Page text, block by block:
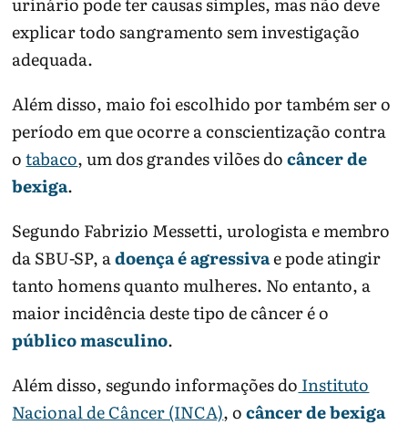
explicar todo sangramento sem investigação
adequada.
Além disso, maio foi escolhido por também ser o
período em que ocorre a conscientização contra
otabaco, um dos grandes vilões docâncer de
bexiga.
Segundo Fabrizio Messetti, urologista e membro
da SBU-SP, adoença é agressivae pode atingir
tanto homens quanto mulheres. No entanto, a
maior incidência deste tipo de câncer é o
público masculino.
Além disso, segundo informações do Instituto
Nacional de Câncer (INCA), ocâncer de bexiga